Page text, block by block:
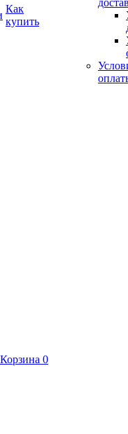
Как
купить
Корзина 0